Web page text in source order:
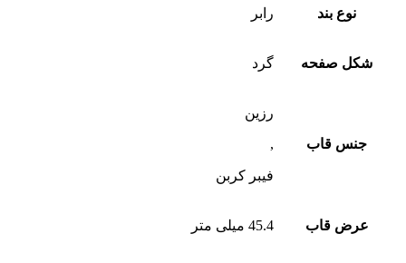
نوع بند رابر
شکل صفحه گرد
جنس قاب
رزین
,
فیبر کربن
عرض قاب 45.4 میلی متر